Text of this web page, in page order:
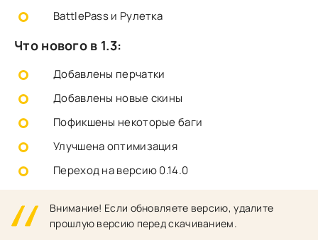
BattlePass и Рулетка
Что нового в 1.3:
Добавлены перчатки
Добавлены новые скины
Пофикшены некоторые баги
Улучшена оптимизация
Переход на версию 0.14.0
Внимание! Если обновляете версию, удалите
прошлую версию перед скачиванием.